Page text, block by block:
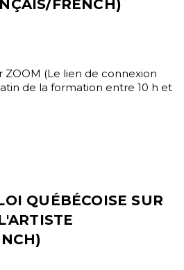
FRENCH)
ZOOM (Le lien de connexion
de la formation entre 10 h et
QUÉBÉCOISE SUR